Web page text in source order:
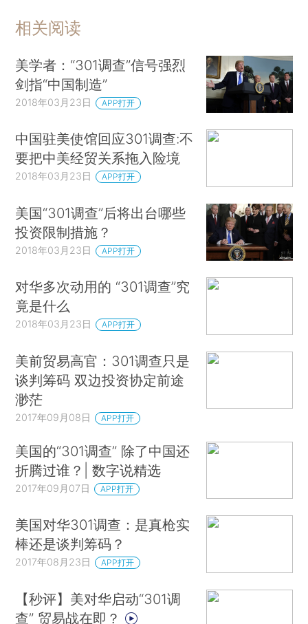
相关阅读
美学者：“301调查”信号强烈
剑指“中国制造”
2018年03月23日 APP打开
中国驻美使馆回应301调查:不
要把中美经贸关系拖入险境
2018年03月23日 APP打开
美国“301调查”后将出台哪些
投资限制措施？
2018年03月23日 APP打开
对华多次动用的 “301调查”究
竟是什么
2018年03月23日 APP打开
美前贸易高官：301调查只是
谈判筹码 双边投资协定前途
渺茫
2017年09月08日 APP打开
美国的“301调查” 除了中国还
折腾过谁？| 数字说精选
2017年09月07日 APP打开
美国对华301调查：是真枪实
棒还是谈判筹码？
2017年08月23日 APP打开
【秒评】美对华启动“301调
查” 贸易战在即？